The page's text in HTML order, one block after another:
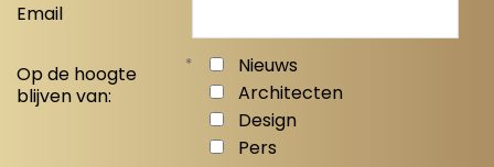
Email
Op de hoogte
blijven van:
*
Nieuws
Architecten
Design
Pers